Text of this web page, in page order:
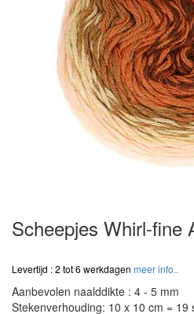
Scheepjes Whirl-fine
Levertijd : 2 tot 6 werkdagen meer info..
Aanbevolen naalddikte : 4 - 5 mm
Stekenverhouding: 10 x 10 cm = 19